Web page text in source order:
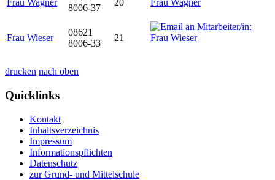
Frau Wagner
8006-37
20
Frau Wieser
08621
8006-33
21
drucken nach oben
Quicklinks
Kontakt
Inhaltsverzeichnis
Impressum
Informationspflichten
Datenschutz
zur Grund- und Mittelschule